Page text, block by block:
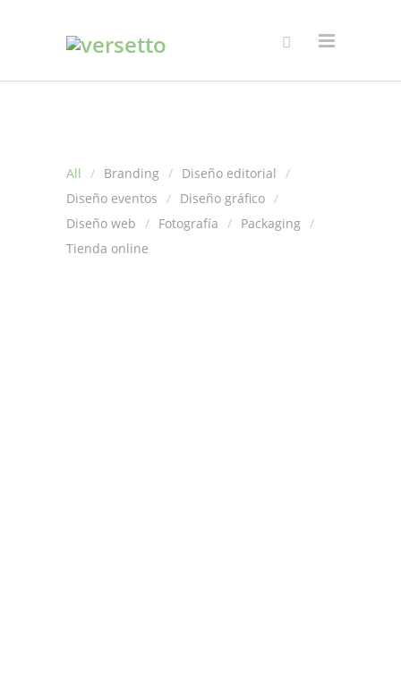
All Branding
Diseño editorial
Diseño eventos
Diseño gráfico
Diseño web
Fotografía
Packaging
Tienda online